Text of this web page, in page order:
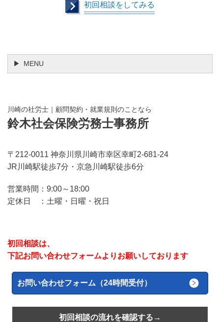
初回相談をしてみる
MENU
川崎の社労士｜顧問契約・就業規則のことなら
鈴木社会保険労務士事務所
〒212-0011 神奈川県川崎市幸区幸町2-681-24
JR川崎駅徒歩7分・京急川崎駅徒歩6分
営業時間：9:00～18:00
定休日 ：土曜・日曜・祝日
初回相談は、
下記お問い合わせフォームよりお願いしております
お問い合わせフォーム（24時間受付）
初回相談の流れを確認する→